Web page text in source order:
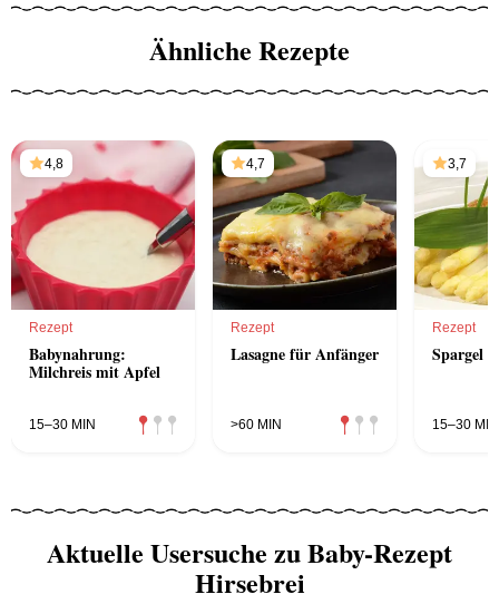
Ähnliche Rezepte
4,8
Rezept
Babynahrung:
Milchreis mit Apfel
15–30 MIN
4,7
Rezept
Lasagne für Anfänger
>60 MIN
3,7
Rezept
Spargel
15–30 MIN
Aktuelle Usersuche zu Baby-Rezept
Hirsebrei